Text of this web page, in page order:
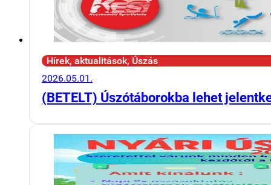
Hírek, aktualitások, Úszás
2026.05.01.
(BETELT) Úszótáborokba lehet